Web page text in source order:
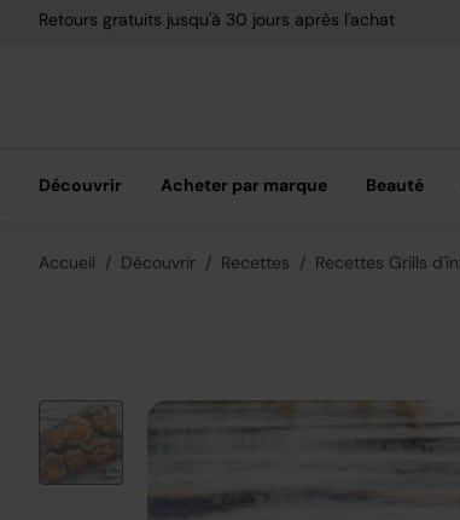
Retours gratuits jusqu'à 30 jours après l'achat
Découvrir Acheter par marque Beauté
Accueil Découvrir Recettes Recettes Grills